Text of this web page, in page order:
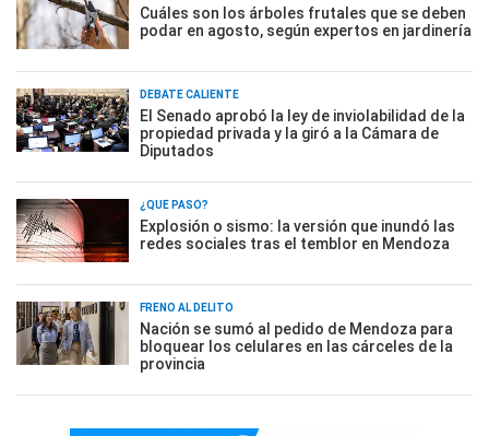
Cuáles son los árboles frutales que se deben
podar en agosto, según expertos en jardinería
DEBATE CALIENTE
El Senado aprobó la ley de inviolabilidad de la
propiedad privada y la giró a la Cámara de
Diputados
¿QUÉ PASÓ?
Explosión o sismo: la versión que inundó las
redes sociales tras el temblor en Mendoza
FRENO AL DELITO
Nación se sumó al pedido de Mendoza para
bloquear los celulares en las cárceles de la
provincia